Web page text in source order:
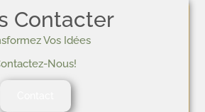
Contacter
Vos Idées
Nous!